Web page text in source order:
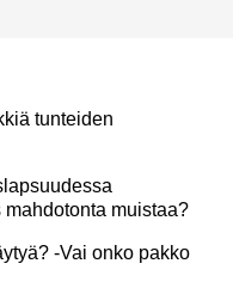
tunteiden
muistaa?
-Vai onko pakko